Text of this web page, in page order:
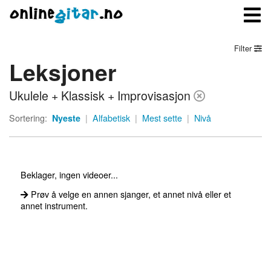
Meny
Logg inn
Filter
Leksjoner
Ukulele + Klassisk + Improvisasjon
Sortering: Nyeste | Alfabetisk | Mest sette | Nivå
Beklager, ingen videoer...
Prøv å velge en annen sjanger, et annet nivå eller et
annet instrument.